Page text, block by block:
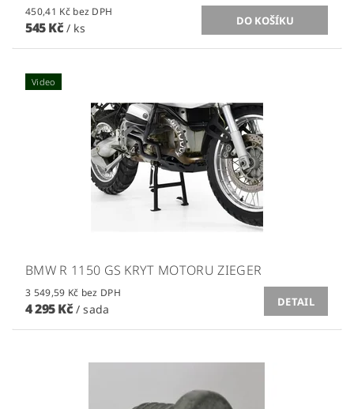
450,41 Kč bez DPH
545 Kč / ks
Video
BMW R 1150 GS KRYT MOTORU ZIEGER
3 549,59 Kč bez DPH
4 295 Kč / sada
DETAIL